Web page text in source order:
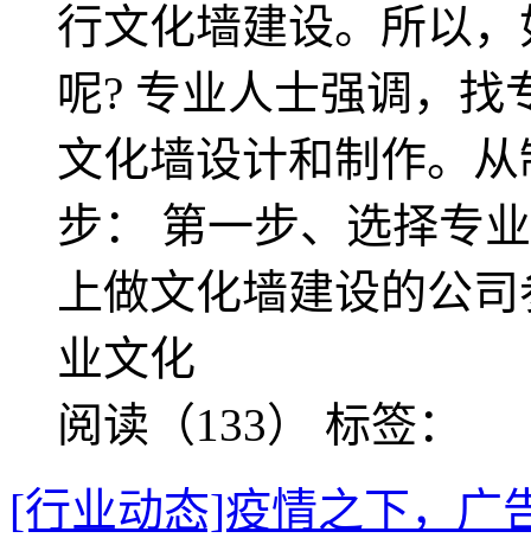
行文化墙建设。所以
呢? 专业人士强调，找
文化墙设计和制作。
步： 第一步、选择专业
上做文化墙建设的公
业文化
阅读（133） 标签：
[行业动态]疫情之下，广